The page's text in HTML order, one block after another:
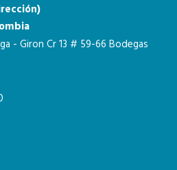
- Giron Cr 13 # 59-66 Bodegas